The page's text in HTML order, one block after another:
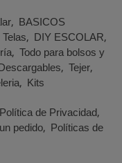
BASICOS
Telas DIY ESCOLAR
Todo para bolsos y
Tejer
Kits
Política de Privacidad
pedido Políticas de